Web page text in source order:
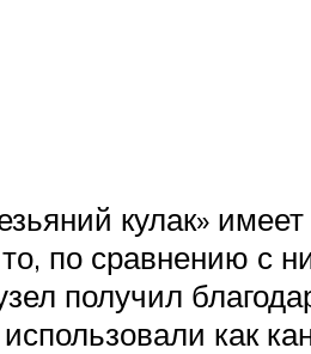
кулак»
по сравнению с
получил
как